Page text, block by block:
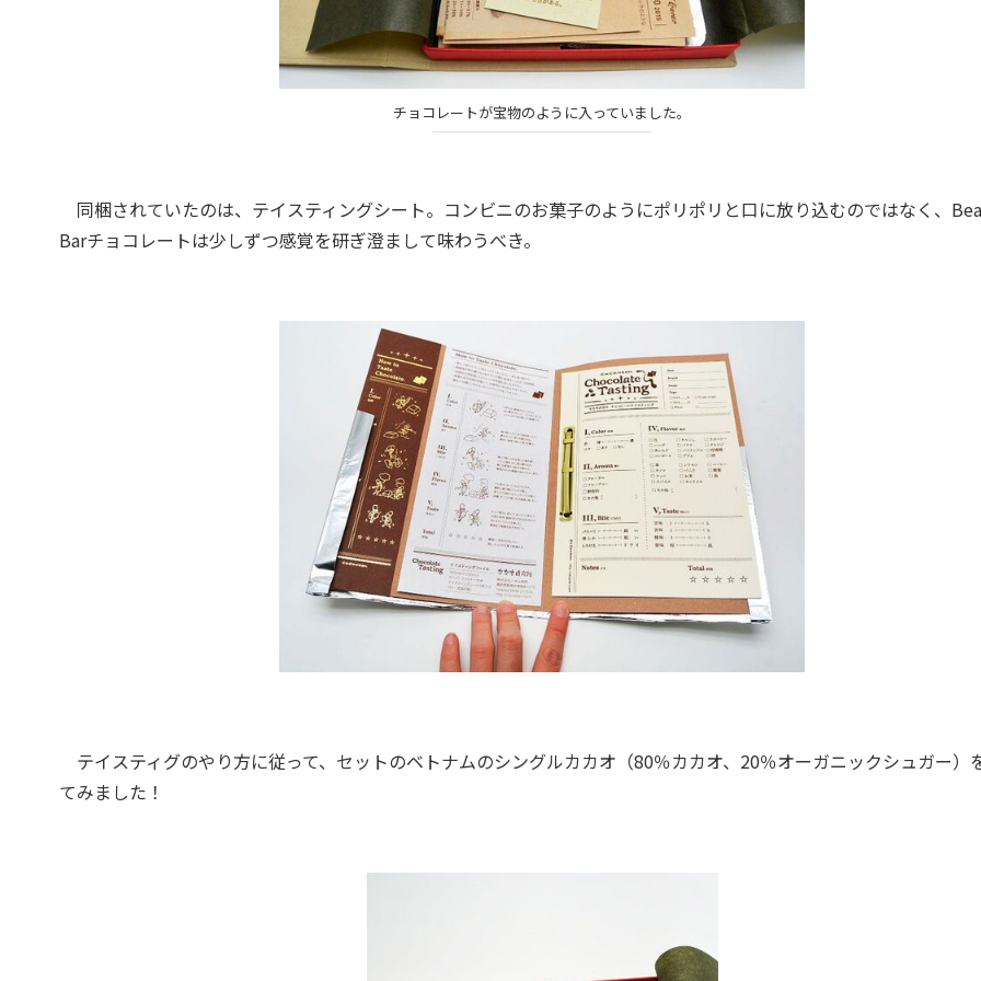
チョコレートが宝物のように入っていました。
同梱されていたのは、テイスティングシート。コンビニのお菓子のようにポリポリと口に放り込むのではなく、
Barチョコレートは少しずつ感覚を研ぎ澄まして味わうべき。
テイスティグのやり方に従って、セットのベトナムのシングルカカオ（80％カカオ、20％オーガニックシュガー）
てみました！